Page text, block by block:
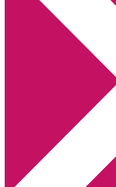
Författarfemman
Kontakt
Webbshop Amazon
Utskriftscentralen
Min tv-blogg
You are here:Home Dennis
Bläddra i